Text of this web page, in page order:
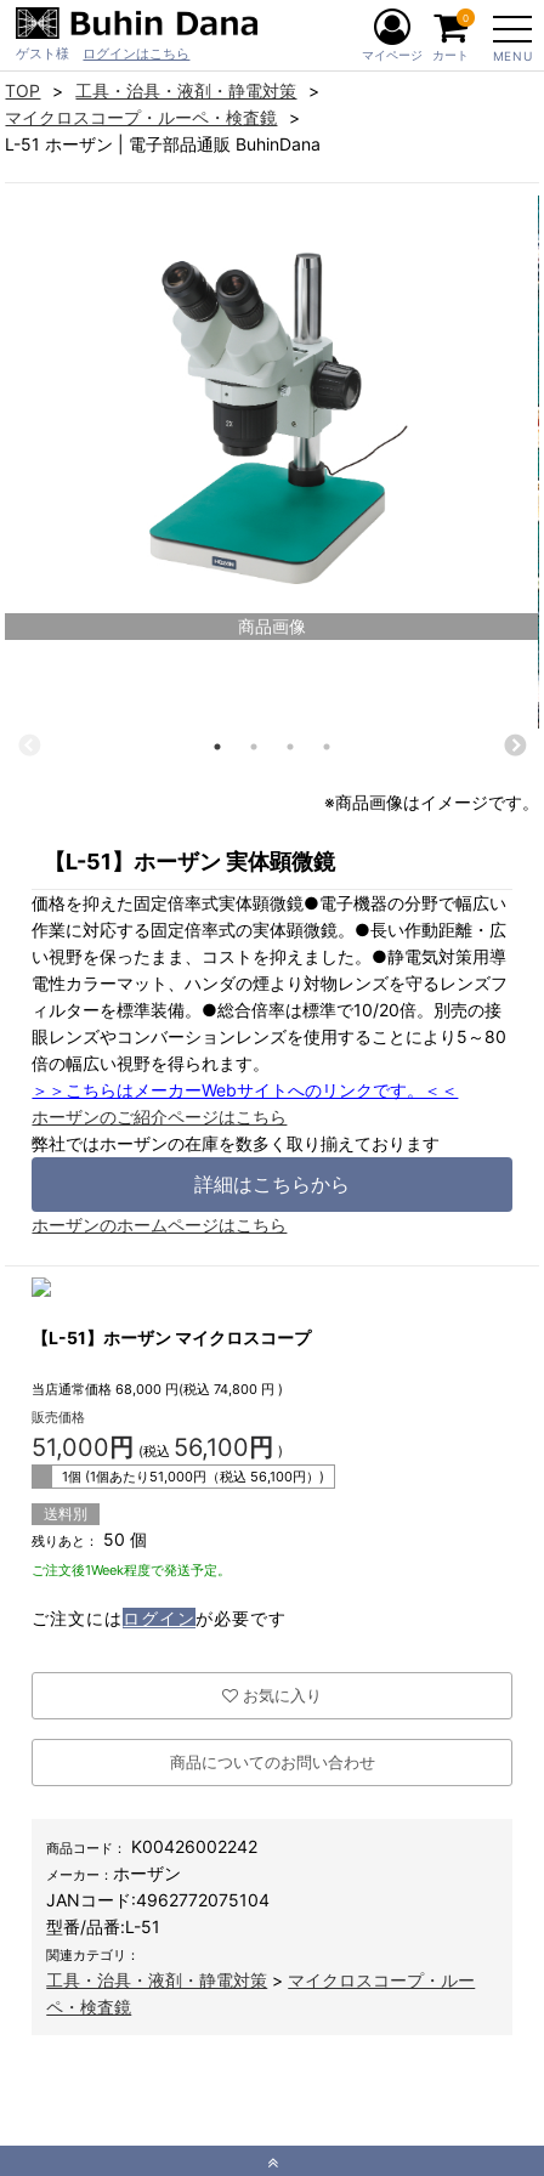
ゲスト様 ログインはこちら MENU
マイページ カート
0
TOP
工具・治具・液剤・静電対策
マイクロスコープ・ルーペ・検査鏡
L-51 ホーザン | 電子部品通販 BuhinDana
商品画像
※商品画像はイメージです。
【L-51】ホーザン 実体顕微鏡
価格を抑えた固定倍率式実体顕微鏡●電子機器の分野で幅広い
作業に対応する固定倍率式の実体顕微鏡。●長い作動距離・広
い視野を保ったまま、コストを抑えました。●静電気対策用導
電性カラーマット、ハンダの煙より対物レンズを守るレンズフ
ィルターを標準装備。●総合倍率は標準で10/20倍。別売の接
眼レンズやコンバーションレンズを使用することにより5～80
倍の幅広い視野を得られます。
＞＞こちらはメーカーWebサイトへのリンクです。＜＜
ホーザンのご紹介ページはこちら
弊社ではホーザンの在庫を数多く取り揃えております
詳細はこちらから
ホーザンのホームページはこちら
【L-51】ホーザン マイクロスコープ
当店通常価格 68,000 円(税込74,800 円 )
販売価格
51,000 円 (税込 56,100 円 )
1個 (1個あたり 51,000円（税込 56,100円）)
送料別
残りあと： 50 個
ご注文後1Week程度で発送予定。
ご注文には ログインが必要です
お気に入り
商品についてのお問い合わせ
商品コード： K00426002242
メーカー：ホーザン
JANコード:4962772075104
型番/品番:L-51
関連カテゴリ：
工具・治具・液剤・静電対策 > マイクロスコープ・ルー
ペ・検査鏡